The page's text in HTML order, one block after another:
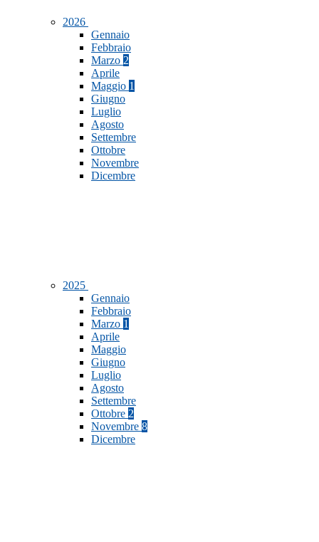
2026
Gennaio
Febbraio
Marzo 2
Aprile
Maggio 1
Giugno
Luglio
Agosto
Settembre
Ottobre
Novembre
Dicembre
2025
Gennaio
Febbraio
Marzo 1
Aprile
Maggio
Giugno
Luglio
Agosto
Settembre
Ottobre 2
Novembre 8
Dicembre